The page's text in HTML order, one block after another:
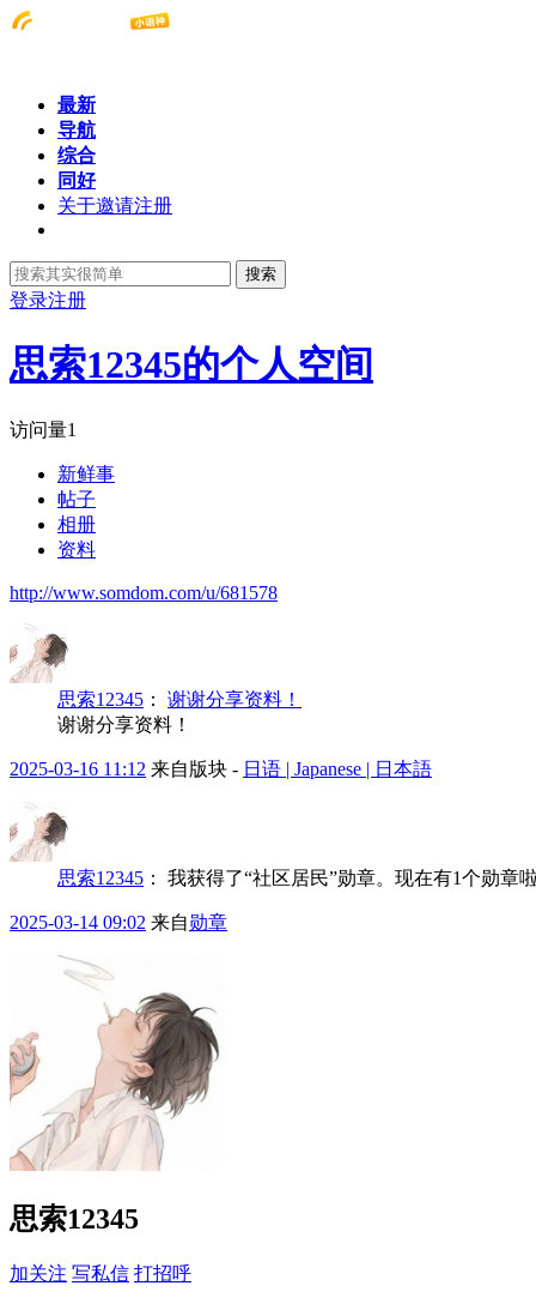
最新
导航
综合
同好
关于邀请注册
搜索
登录注册
思索12345的个人空间
访问量1
新鲜事
帖子
相册
资料
http://www.somdom.com/u/681578
思索12345 ： 谢谢分享资料！
谢谢分享资料！
2025-03-16 11:12 来自版块 - 日语 | Japanese | 日本語
思索12345 ： 我获得了“社区居民”勋章。现在有1个勋章
2025-03-14 09:02 来自勋章
思索12345
加关注 写私信 打招呼